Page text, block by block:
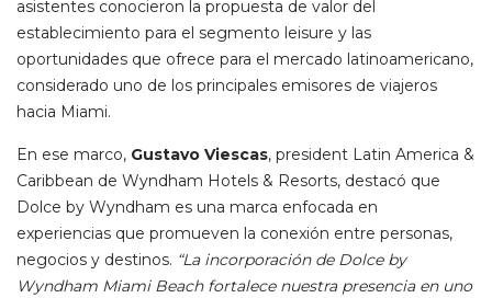
asistentes conocieron la propuesta de valor del
establecimiento para el segmento leisure y las
oportunidades que ofrece para el mercado latinoamericano,
considerado uno de los principales emisores de viajeros
hacia Miami.
En ese marco, Gustavo Viescas, president Latin America &
Caribbean de Wyndham Hotels & Resorts, destacó que
Dolce by Wyndham es una marca enfocada en
experiencias que promueven la conexión entre personas,
negocios y destinos. “La incorporación de Dolce by
Wyndham Miami Beach fortalece nuestra presencia en uno